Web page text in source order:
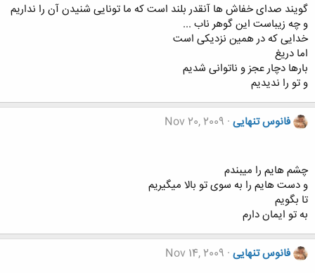
گویند صدای خفاش ها آنقدر بلند است که ما تونایی شنیدن آن را نداریم
و چه زیباست این گوهر ناب ...
خدایی که در همین نزدیکی است
اما دریغ
بارها دچار عجز و ناتوانی شدیم
و تو را ندیدیم
فانوس تنهایی Nov 20, 2009
چشم هایم را میبندم
و دست هایم را به سوی تو بالا میگیریم
تا بگویم
به تو ایمان دارم
فانوس تنهایی Nov 14, 2009